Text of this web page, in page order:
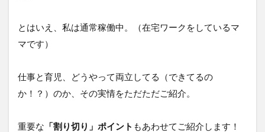
とはいえ、私は通常稼働中。（在宅ワークをしているマ
マです）
仕事と育児、どうやって両立してる（できてるの
か！？）のか、その実情をただただご紹介。
重要な 「割り切り」ポイント もあわせてご紹介します！